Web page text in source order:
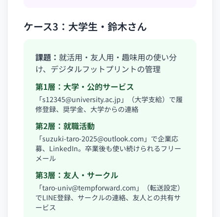
ケース3：大学生・鈴木さん
課題： 就活用・友人用・趣味用の使い分
け、デジタルフットプリントの管理
第1層：大学・公的サービス
「s12345@university.ac.jp 」（大学支給）で履
修登録、奨学金、大学からの連絡
第2層：就職活動
「suzuki-taro-2025@outlook.com 」で企業応
募、LinkedIn。卒業後も使い続けられるフリー
メール
第3層：友人・サークル
「taro-univ@tempforward.com 」（転送設定）
でLINE登録、サークルの連絡、友人との共有サ
ービス